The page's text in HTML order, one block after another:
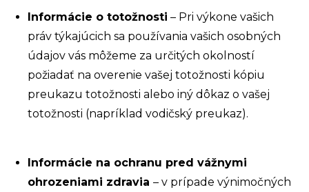
Informácie o totožnosti – Pri výkone vašich
práv týkajúcich sa používania vašich osobných
údajov vás môžeme za určitých okolností
požiadať na overenie vašej totožnosti kópiu
preukazu totožnosti alebo iný dôkaz o vašej
totožnosti (napríklad vodičský preukaz).
Informácie na ochranu pred vážnymi
ohrozeniami zdravia – v prípade výnimočných